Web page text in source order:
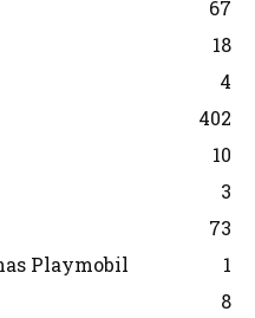
67
18
4
402
10
3
73
Playmobil
1
8